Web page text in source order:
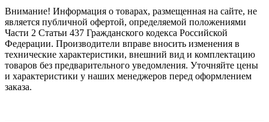
Внимание! Информация о товарах, размещенная на сайте, не
является публичной офертой, определяемой положениями
Части 2 Статьи 437 Гражданского кодекса Российской
Федерации. Производители вправе вносить изменения в
технические характеристики, внешний вид и комплектацию
товаров без предварительного уведомления. Уточняйте цены
и характеристики у наших менеджеров перед оформлением
заказа.